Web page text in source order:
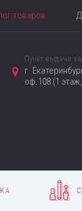
товаров
Пункт выдачи
г.
оф.108 (1